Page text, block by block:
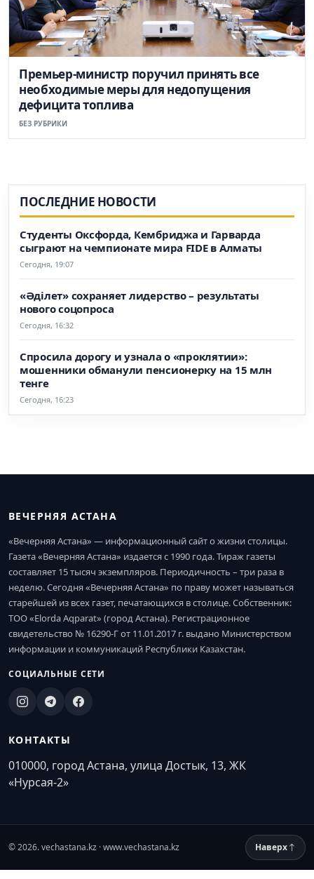
Премьер-министр поручил принять все
необходимые меры для недопущения
дефицита топлива
БЕЗ РУБРИКИ
ПОСЛЕДНИЕ НОВОСТИ
Студенты Оксфорда, Кембриджа и Гарварда
сыграют на чемпионате мира FIDE в Алматы
Сегодня, 19:07
«Әділет» сохраняет лидерство – результаты
нового соцопроса
Сегодня, 16:32
Спросила дорогу и узнала о «проклятии»:
мошенники обманули пенсионерку на 15 млн
тенге
Сегодня, 16:23
ВЕЧЕРНЯЯ АСТАНА
«Вечерняя Астана» — информационный сайт о жизни столицы.
Газета «Вечерняя Астана» издается с 1990 года. Тираж газеты
составляет 15 тысяч экземпляров. Периодичность – три раза в
неделю. Сегодня «Вечерняя Астана» по праву может называться
старейшей из всех газет, печатающихся в столице. Собственник:
ТОО «Elorda Aqparat» (город Астана). Регистрационное
свидетельство № 16290-Г от 11.01.2017 г. выдано Министерством
информации и коммуникаций Республики Казахстан.
СОЦИАЛЬНЫЕ СЕТИ
КОНТАКТЫ
010000, город Астана, улица Достык, 13, ЖК
«Нурсая-2»
© 2026. vechastana.kz · www.vechastana.kz Наверх